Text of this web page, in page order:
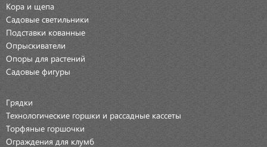
Кора и щепа
Садовые светильники
Подставки кованные
Опрыскиватели
Опоры для растений
Садовые фигуры
Грядки
Технологические горшки и рассадные кассеты
Торфяные горшочки
Ограждения для клумб